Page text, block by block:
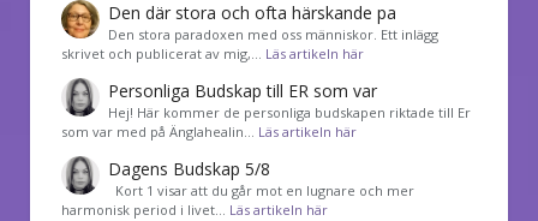
Den där stora och ofta härskande pa
Den stora paradoxen med oss människor. Ett inlägg
skrivet och publicerat av mig,… Läs artikeln här
Personliga Budskap till ER som var
Hej! Här kommer de personliga budskapen riktade till Er
som var med på Änglahealin… Läs artikeln här
Dagens Budskap 5/8
Kort 1 visar att du går mot en lugnare och mer
harmonisk period i livet… Läs artikeln här